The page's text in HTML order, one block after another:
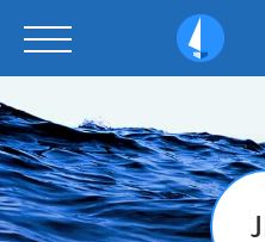
Sailarena